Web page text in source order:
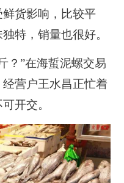
货影响，比较平
特，销量也很好。
？”在海蜇泥螺交易
营户王水昌正忙着
开交。